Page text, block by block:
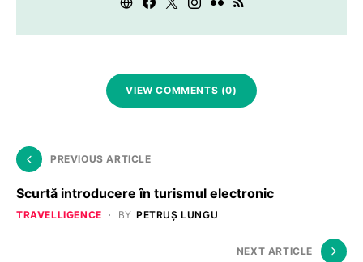
VIEW COMMENTS (0)
PREVIOUS ARTICLE
Scurtă introducere în turismul electronic
TRAVELLIGENCE BY PETRUȘ LUNGU
NEXT ARTICLE